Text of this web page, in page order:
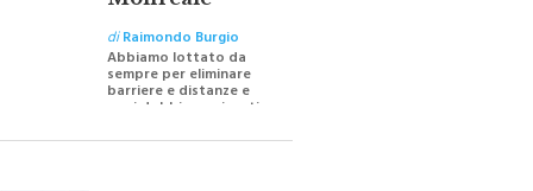
diRaimondo Burgio
Abbiamo lottato da
sempre per eliminare
barriere e distanze e
oggi dobbiamo ripartire